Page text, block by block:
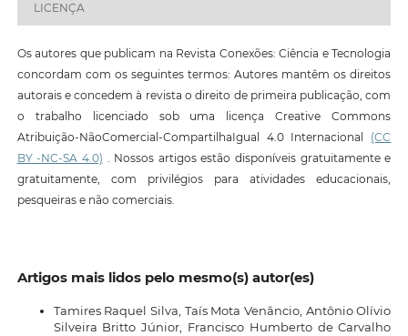
LICENÇA
Os autores que publicam na Revista Conexões: Ciência e Tecnologia
concordam com os seguintes termos: Autores mantêm os direitos
autorais e concedem à revista o direito de primeira publicação, com
o trabalho licenciado sob uma licença Creative Commons
Atribuição-NãoComercial-CompartilhaIgual 4.0 Internacional (CC
BY -NC-SA 4.0) . Nossos artigos estão disponíveis gratuitamente e
gratuitamente, com privilégios para atividades educacionais,
pesqueiras e não comerciais.
Artigos mais lidos pelo mesmo(s) autor(es)
Tamires Raquel Silva, Taís Mota Venâncio, Antônio Olívio
Silveira Britto Júnior, Francisco Humberto de Carvalho